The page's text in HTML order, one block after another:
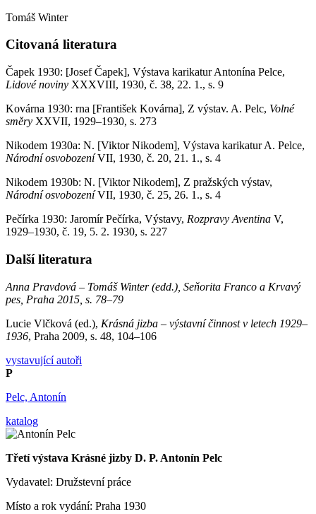
Tomáš Winter
Citovaná literatura
Čapek 1930: [Josef Čapek], Výstava karikatur Antonína Pelce,
Lidové noviny XXXVIII, 1930, č. 38, 22. 1., s. 9
Kovárna 1930: rna [František Kovárna], Z výstav. A. Pelc, Volné
směry XXVII, 1929–1930, s. 273
Nikodem 1930a: N. [Viktor Nikodem], Výstava karikatur A. Pelce,
Národní osvobozeníVII, 1930, č. 20, 21. 1., s. 4
Nikodem 1930b: N. [Viktor Nikodem], Z pražských výstav,
Národní osvobozeníVII, 1930, č. 25, 26. 1., s. 4
Pečírka 1930: Jaromír Pečírka, Výstavy, Rozpravy Aventina V,
1929–1930, č. 19, 5. 2. 1930, s. 227
Další literatura
Anna Pravdová – Tomáš Winter (edd.), Seňorita Franco a Krvavý
pes, Praha 2015, s. 78–79
Lucie Vlčková (ed.), Krásná jizba – výstavní činnost v letech 1929–
1936, Praha 2009, s. 48, 104–106
vystavující autoři
P
Pelc, Antonín
katalog
Třetí výstava Krásné jizby D. P. Antonín Pelc
Vydavatel: Družstevní práce
Místo a rok vydání: Praha 1930